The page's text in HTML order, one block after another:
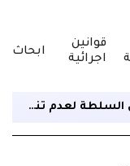
قوانين
اجرائية
ابحاث
صيغة جنحة مباشرة امتناع او استعمال السلطة لعدم تنفيذ حكم قضائى